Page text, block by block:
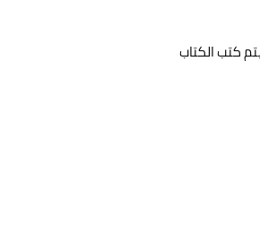
كتب الكتاب